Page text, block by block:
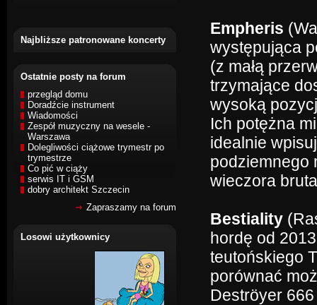
Najbliższe patronowane koncerty
Ostatnie posty na forum
przegląd domu
Doradźcie instrument
Wiadomości
Zespół muzyczny na wesele -
Warszawa
Dolegliwości ciążowe trymestr po
trymestrze
Co pić w ciąży
serwis IT i GSM
dobry architekt Szczecin
Zapraszamy na forum
Losowi użytkownicy
Empheris
występująca
(z małą
trzymające
wysoką
Ich potężna
idealnie
podziemnego
wieczora
Bestiality
hordę od
teutońskiego
porównać
Deströyer